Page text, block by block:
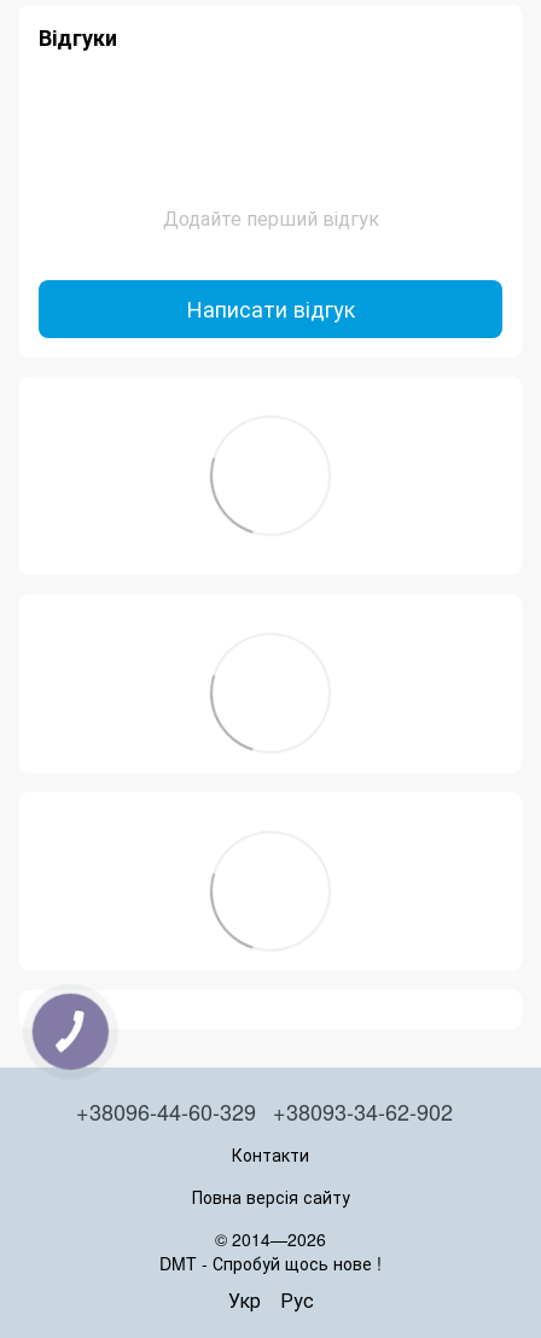
Відгуки
Додайте перший відгук
Написати відгук
+38096-44-60-329 +38093-34-62-902
Контакти
Повна версія сайту
© 2014—2026
DMT - Спробуй щось нове !
Укр Рус